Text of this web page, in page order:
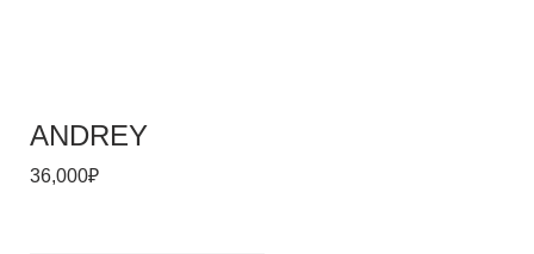
ANDREY
36,000₽